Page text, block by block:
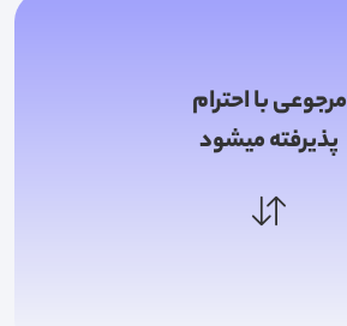
مرجوعی با احترام
پذیرفته میشود